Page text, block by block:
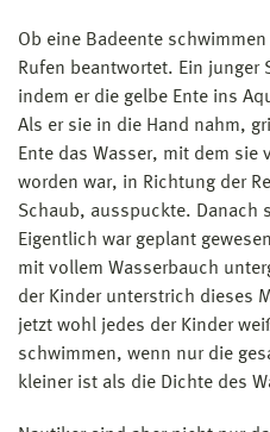
Ob eine Badeente
Rufen beantwortet. Ein
indem er die gelbe Ente ins
Als er sie in die Hand nahm,
Ente das Wasser, mit dem sie
worden war, in Richtung der
Schaub, ausspuckte. Danach
Eigentlich war geplant
mit vollem Wasserbauch
der Kinder unterstrich dieses
jetzt wohl jedes der Kinder
schwimmen, wenn nur die
kleiner ist als die Dichte des